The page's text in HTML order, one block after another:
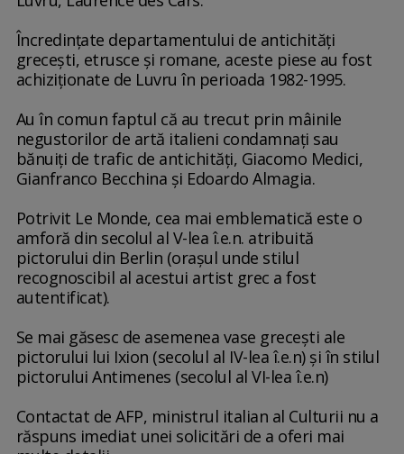
Încredinţate departamentului de antichităţi
greceşti, etrusce şi romane, aceste piese au fost
achiziţionate de Luvru în perioada 1982-1995.
Au în comun faptul că au trecut prin mâinile
negustorilor de artă italieni condamnaţi sau
bănuiţi de trafic de antichităţi, Giacomo Medici,
Gianfranco Becchina şi Edoardo Almagia.
Potrivit Le Monde, cea mai emblematică este o
amforă din secolul al V-lea î.e.n. atribuită
pictorului din Berlin (oraşul unde stilul
recognoscibil al acestui artist grec a fost
autentificat).
Se mai găsesc de asemenea vase greceşti ale
pictorului lui Ixion (secolul al IV-lea î.e.n) şi în stilul
pictorului Antimenes (secolul al VI-lea î.e.n)
Contactat de AFP, ministrul italian al Culturii nu a
răspuns imediat unei solicitări de a oferi mai